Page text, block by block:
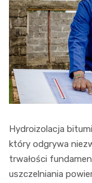
Hydroizolacja
który odgrywa
trwałości
uszczelniania